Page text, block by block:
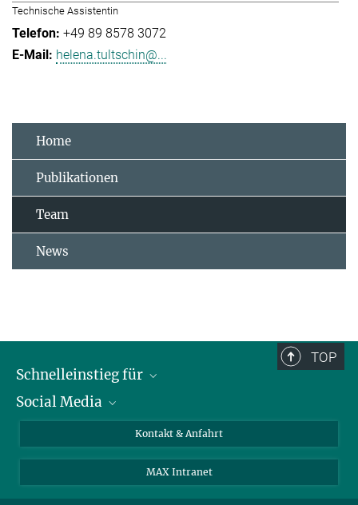
Technische Assistentin
+49 89 8578 3072
helena.tultschin@...
Home
Publikationen
Team
News
TOP
Schnelleinstieg für
Journalist*innen
Bewerbende
Social Media
Instagram
LinkedIn
Kontakt & Anfahrt
MAX Intranet